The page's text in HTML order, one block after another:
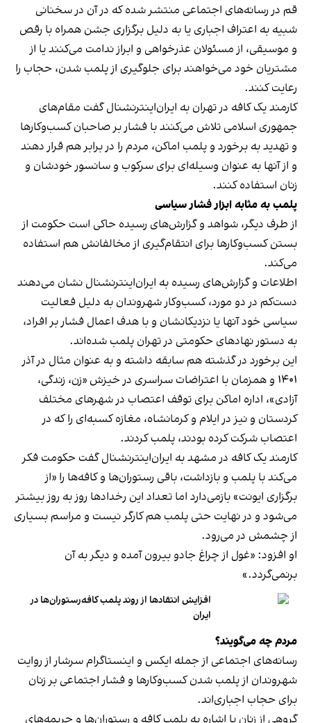
قم در رسانه‌های اجتماعی منتشر شده که در آن در سخنانی
شبیه به اعتراف اجباری یا به دلیل برگزاری جشن همراه با رقص
و موسیقی، از مسئولان عذرخواهی و ابراز ندامت می‌کنند یا از
مشتریان خود می‌خواهند برای جلوگیری از پلمب شدن، حجاب را
رعایت کنند.
کارمند یک کافه در تهران به ایران‌اینترنشنال گفت مقام‌های
جمهوری اسلامی تلاش می‌کنند با فشار بر صاحبان کسب‌وکارها
و تهدید به برخورد و پلمب اماکن، مردم را در برابر هم قرار دهند
و از آنها به عنوان وسیله‌ای برای سرکوب و سانسور خودشان و
زنان استفاده کنند.
پلمب به مثابه ابزار فشار سیاسی
از طرف دیگر، شواهد و گزارش‌های رسیده حاکی است حکومت از
بستن کسب‌وکارها برای انتقام‌گیری از مخالفانش هم استفاده
می‌کند.
اطلاعات و گزارش‌های رسیده به ایران‌اینترنشنال نشان می‌دهند
دست‌کم در دو مورد، کسب‌وکار شهروندان به دلیل فعالیت
سیاسی خود آنها یا نزدیکانشان و با هدف اعمال فشار بر افراد،
به دستور نهادهای حکومتی در تهران پلمب شده‌اند.
این برخورد در گذشته هم سابقه داشته و به عنوان مثال در آذر
۱۴۰۱ و همزمان با اعتراضات سراسری در خیزش «زن، زندگی،
آزادی»، اداره اماکن برای توقف اعتصاب در شهرهای مختلف
کردستان و نیز در ایلام و کرمانشاه، مغازه کسبه‌ای را که در
اعتصاب شرکت کرده بودند، پلمب کردند.
کارمند یک کافه در مشهد به ایران‌اینترنشنال گفت حکومت فکر
می‌کند با پلمب و بازداشت، باقی رستوران‌ها و کافه‌ها را «از
برگزاری ایونت» بازمی‌دارد اما تعداد این رخدادها روز به روز بیشتر
می‌شود و در نهایت حتی پلمب هم کارگر نیست و مراسم بسیاری
از چشمش در می‌رود.
او افزود: «غول از چراغ جادو بیرون آمده و دیگر به آن
برنمی‎‌گردد.»
افزایش انتقادها از روند پلمب کافه‌رستوران‌ها در
ایران
مردم چه می‌گویند؟
رسانه‎‌های اجتماعی از جمله ایکس و اینستاگرام سرشار از روایت
شهروندان از پلمب شدن کسب‌وکارها و فشار اجتماعی بر زنان
برای حجاب اجباری‌اند.
گروهی از زنان با اشاره به پلمب کافه و رستوران‌ها و جریمه‌های